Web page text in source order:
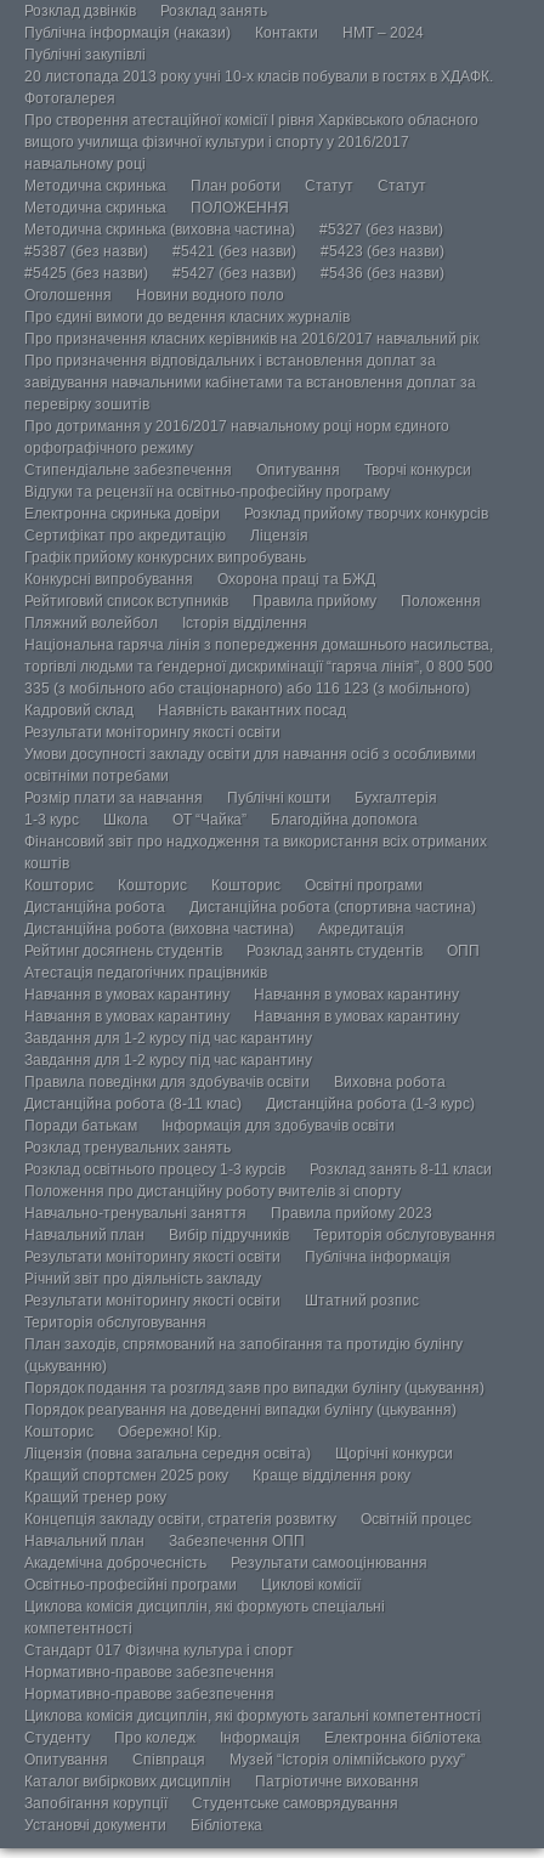
Розклад дзвінків
Розклад занять
Публічна інформація (накази)
Контакти
НМТ – 2024
Публічні закупівлі
20 листопада 2013 року учні 10-х класів побували в гостях в ХДАФК.
Фотогалерея
Про створення атестаційної комісії І рівня Харківського обласного
вищого училища фізичної культури і спорту у 2016/2017
навчальному році
Методична скринька
План роботи Статут
Статут
Методична скринька
ПОЛОЖЕННЯ
Методична скринька (виховна частина)
#5327 (без назви)
#5387 (без назви)
#5421 (без назви)
#5423 (без назви)
#5425 (без назви)
#5427 (без назви)
#5436 (без назви)
Оголошення
Новини водного поло
Про єдині вимоги до ведення класних журналів
Про призначення класних керівників на 2016/2017 навчальний рік
Про призначення відповідальних і встановлення доплат за
завідування навчальними кабінетами та встановлення доплат за
перевірку зошитів
Про дотримання у 2016/2017 навчальному році норм єдиного
орфографічного режиму
Стипендіальне забезпечення
Опитування
Творчі конкурси
Відгуки та рецензії на освітньо-професійну програму
Електронна скринька довіри
Розклад прийому творчих конкурсів
Сертифікат про акредитацію
Ліцензія
Графік прийому конкурсних випробувань
Конкурсні випробування
Охорона праці та БЖД
Рейтиговий список вступників
Правила прийому
Положення
Пляжний волейбол
Історія відділення
Національна гаряча лінія з попередження домашнього насильства,
торгівлі людьми та ґендерної дискримінації “гаряча лінія”, 0 800 500
335 (з мобільного або стаціонарного) або 116 123 (з мобільного)
Кадровий склад
Наявність вакантних посад
Результати моніторингу якості освіти
Умови досупності закладу освіти для навчання осіб з особливими
освітніми потребами
Розмір плати за навчання
Публічні кошти
Бухгалтерія
1-3 курс
Школа ОТ “Чайка”
Благодійна допомога
Фінансовий звіт про надходження та використання всіх отриманих
коштів
Кошторис
Кошторис Кошторис
Освітні програми
Дистанційна робота
Дистанційна робота (спортивна частина)
Дистанційна робота (виховна частина)
Акредитація
Рейтинг досягнень студентів
Розклад занять студентів
ОПП
Атестація педагогічних працівників
Навчання в умовах карантину
Навчання в умовах карантину
Навчання в умовах карантину
Навчання в умовах карантину
Завдання для 1-2 курсу під час карантину
Завдання для 1-2 курсу під час карантину
Правила поведінки для здобувачів освіти
Виховна робота
Дистанційна робота (8-11 клас)
Дистанційна робота (1-3 курс)
Поради батькам
Інформація для здобувачів освіти
Розклад тренувальних занять
Розклад освітнього процесу 1-3 курсів
Розклад занять 8-11 класи
Положення про дистанційну роботу вчителів зі спорту
Навчально-тренувальні заняття
Правила прийому 2023
Навчальний план
Вибір підручників
Територія обслуговування
Результати моніторингу якості освіти
Публічна інформація
Річний звіт про діяльність закладу
Результати моніторингу якості освіти
Штатний розпис
Територія обслуговування
План заходів, спрямований на запобігання та протидію булінгу
(цькуванню)
Порядок подання та розгляд заяв про випадки булінгу (цькування)
Порядок реагування на доведенні випадки булінгу (цькування)
Кошторис
Обережно! Кір.
Ліцензія (повна загальна середня освіта)
Щорічні конкурси
Кращий спортсмен 2025 року
Краще відділення року
Кращий тренер року
Концепція закладу освіти, стратегія розвитку
Освітній процес
Навчальний план
Забезпечення ОПП
Академічна доброчесність
Результати самооцінювання
Освітньо-професійні програми
Циклові комісії
Циклова комісія дисциплін, які формують спеціальні
компетентності
Стандарт 017 Фізична культура і спорт
Нормативно-правове забезпечення
Нормативно-правове забезпечення
Циклова комісія дисциплін, які формують загальні компетентності
Студенту
Про коледж Інформація
Електронна бібліотека
Опитування
Співпраця
Музей “Історія олімпійського руху”
Каталог вибіркових дисциплін
Патріотичне виховання
Запобігання корупції
Студентське самоврядування
Установчі документи
Бібліотека